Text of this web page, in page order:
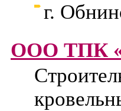
г.
ООО ТПК